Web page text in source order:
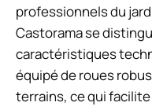
professionnels du
Castorama se
caractéristiques
équipé de roues
terrains, ce qui